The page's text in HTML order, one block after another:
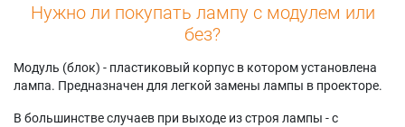
Нужно ли покупать лампу с модулем или
без?
Модуль (блок) - пластиковый корпус в котором установлена
лампа. Предназначен для легкой замены лампы в проекторе.
В большинстве случаев при выходе из строя лампы - с